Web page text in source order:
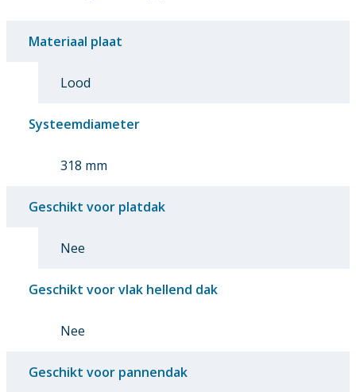
Materiaal plaat
Lood
Systeemdiameter
318 mm
Geschikt voor platdak
Nee
Geschikt voor vlak hellend dak
Nee
Geschikt voor pannendak